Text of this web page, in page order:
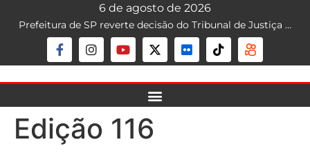
6 de agosto de 2026
Prefeitura de SP reverte decisão do Tribunal de Justiça que liberava mototáxi na capital; serviço segue proibido
Edição 116